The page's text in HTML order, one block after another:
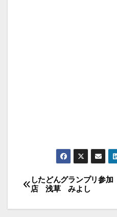
投
稿
ナ
したどんグランプリ参加
店 浅草 みよし